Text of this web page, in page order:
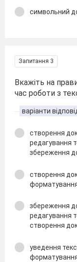
символьний
Запитання 3
Вкажіть на
час роботи з
варіанти
створення
редагування
збереження
створення
збереження
редагування
створення
уведення